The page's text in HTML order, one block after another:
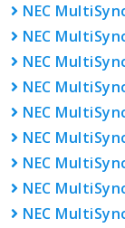
NEC
NEC
NEC
NEC
NEC
NEC
NEC
NEC
NEC